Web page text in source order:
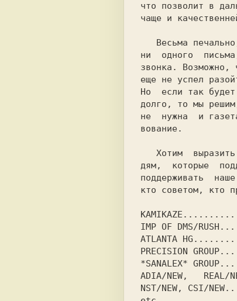
что позволит в
чаще и
ни  одного
звонка. Возможно,
еще не успел
Но  если так будет
долго, то мы
не  нужна  и
вование.
дям,  которые
поддерживать
кто советом, кто
IMP OF DMS/
ATLANTA
PRECISION
*SANALEX*
ADIA/NEW,   REAL/
NST/NEW, CSI/